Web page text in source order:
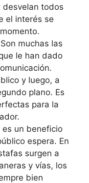
desvelan todos
el interés se
muchas las
le han dado
y luego, a
plano. Es
para la
es un beneficio
espera. En
surgen a
y vías, los
bien